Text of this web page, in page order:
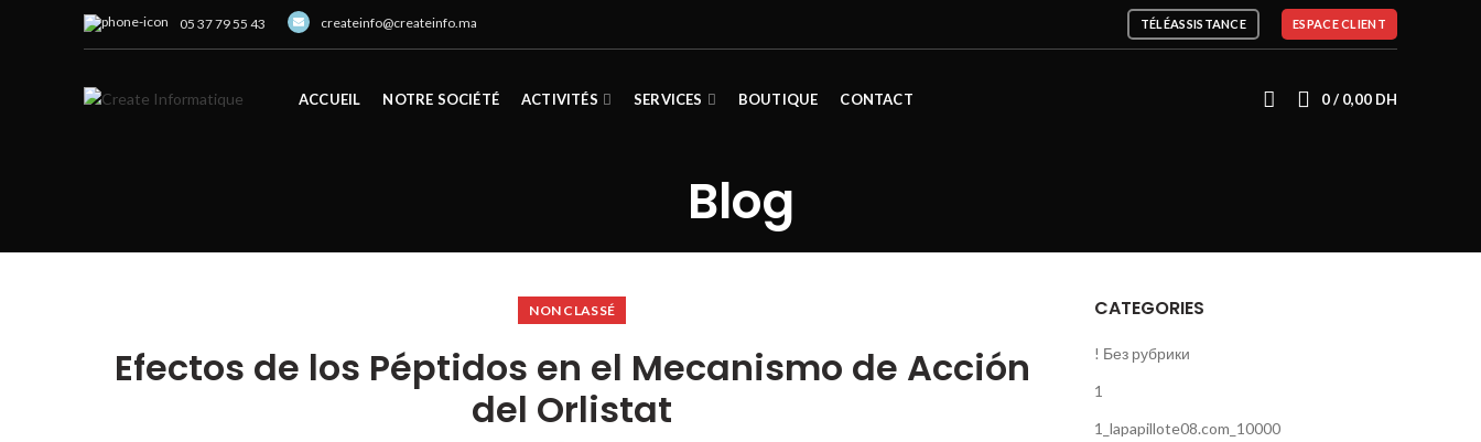
05 37 79 55 43 createinfo@createinfo.ma TÉLÉASSISTANCE ESPACE CLIENT
ACCUEIL NOTRE SOCIÉTÉ ACTIVITÉS SERVICES BOUTIQUE CONTACT 0/ 0,00 DH
Blog
NON CLASSÉ
Efectos de los Péptidos en el Mecanismo de Acción
del Orlistat
CATEGORIES
! Без рубрики
1
1_lapapillote08.com_10000